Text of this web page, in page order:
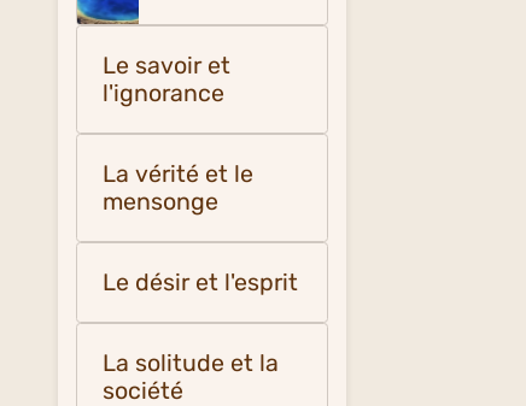
Le savoir et
l'ignorance
La vérité et le
mensonge
Le désir et l'esprit
La solitude et la
société